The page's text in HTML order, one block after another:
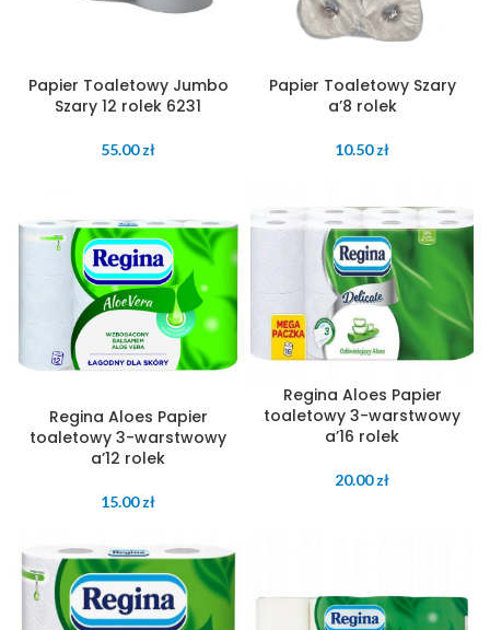
Papier Toaletowy Jumbo
Szary 12 rolek 6231
55.00zł
Papier Toaletowy Szary
a’8 rolek
10.50zł
Regina Aloes Papier
toaletowy 3-warstwowy
a’12 rolek
15.00zł
Regina Aloes Papier
toaletowy 3-warstwowy
a’16 rolek
20.00zł